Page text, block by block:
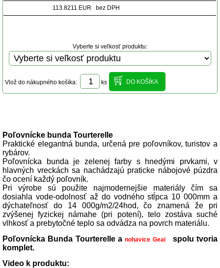
113.8211 EUR bez DPH
Vyberte si veľkosť produktu:
Vlož do nákupného košíka: ks
Poľovnícke bunda Tourterelle
Praktické elegantná bunda, určená pre poľovníkov, turistov a
rybárov.
Poľovnícka bunda je zelenej farby s hnedými prvkami, v
hlavných vreckách sa nachádzajú praticke nábojové púzdra
čo ocení každý poľovník.
Pri výrobe sú použite najmodernejšie materiály čím sa
dosiahla vode-odolnosť až do vodného stĺpca 10 000mm a
dýchateľnosť do 14 000g/m2/24hod, čo znamená že pri
zvýšenej fyzickej námahe (pri potení), telo zostáva suché
vlhkosť a prebytočné teplo sa odvádza na povrch materiálu.
Poľovnícka Bunda Tourterelle anohavice Geai
spolu tvoria
komplet.
Video k produktu: